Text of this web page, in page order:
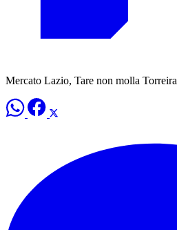
Mercato Lazio, Tare non molla Torreira